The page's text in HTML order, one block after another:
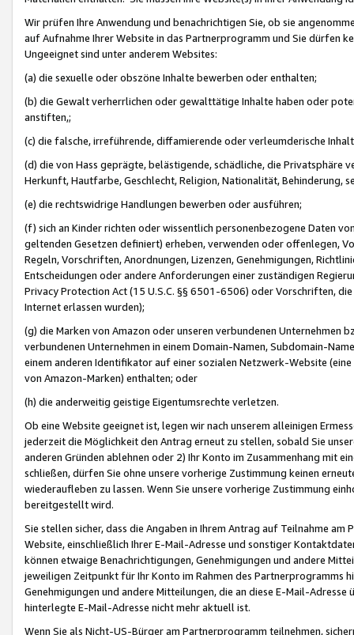
Wir prüfen Ihre Anwendung und benachrichtigen Sie, ob sie
auf Aufnahme Ihrer Website in das Partnerprogramm und Sie dürfen
Ungeeignet sind unter anderem Websites:
(a) die sexuelle oder obszöne Inhalte bewerben oder enthalten;
(b) die Gewalt verherrlichen oder gewalttätige Inhalte haben oder
anstiften,;
(c) die falsche, irreführende, diffamierende oder verleumderische
(d) die von Hass geprägte, belästigende, schädliche, die Privatsphäre
Herkunft, Hautfarbe, Geschlecht, Religion, Nationalität, Behinderung,
(e) die rechtswidrige Handlungen bewerben oder ausführen;
(f) sich an Kinder richten oder wissentlich personenbezogene Daten
geltenden Gesetzen definiert) erheben, verwenden oder offenlegen,
Regeln, Vorschriften, Anordnungen, Lizenzen, Genehmigungen,
Entscheidungen oder andere Anforderungen einer zuständigen
Privacy Protection Act (15 U.S.C. §§ 6501-6506) oder Vorschriften,
Internet erlassen wurden);
(g) die Marken von Amazon oder unseren verbundenen Unternehmen
verbundenen Unternehmen in einem Domain-Namen, Subdomain-
einem anderen Identifikator auf einer sozialen Netzwerk-Website
von Amazon-Marken) enthalten; oder
(h) die anderweitig geistige Eigentumsrechte verletzen.
Ob eine Website geeignet ist, legen wir nach unserem alleinigen
jederzeit die Möglichkeit den Antrag erneut zu stellen, sobald Sie
anderen Gründen ablehnen oder 2) Ihr Konto im Zusammenhang mit
schließen, dürfen Sie ohne unsere vorherige Zustimmung keinen
wiederaufleben zu lassen. Wenn Sie unsere vorherige Zustimmung
bereitgestellt wird.
Sie stellen sicher, dass die Angaben in Ihrem Antrag auf Teilnahme
Website, einschließlich Ihrer E-Mail-Adresse und sonstiger
können etwaige Benachrichtigungen, Genehmigungen und andere
jeweiligen Zeitpunkt für Ihr Konto im Rahmen des Partnerprogramms
Genehmigungen und andere Mitteilungen, die an diese E-Mail-
hinterlegte E-Mail-Adresse nicht mehr aktuell ist.
Wenn Sie als Nicht-US-Bürger am Partnerprogramm teilnehmen,